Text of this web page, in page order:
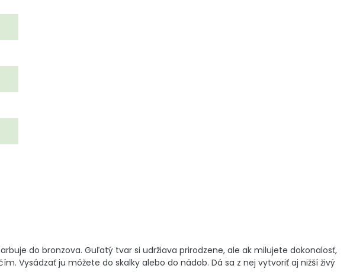
do bronzova. Guľatý tvar si udržiava prirodzene, ale ak milujete dokonalosť,
Vysádzať ju môžete do skalky alebo do nádob. Dá sa z nej vytvoriť aj nižší živý